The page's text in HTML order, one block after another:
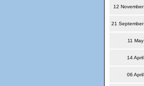
12
21
11
14
06